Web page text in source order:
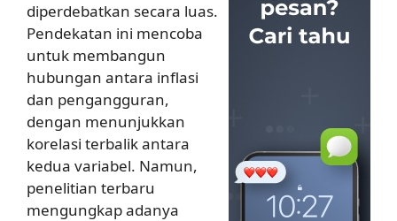
diperdebatkan secara luas.
Pendekatan ini mencoba
untuk membangun
hubungan antara inflasi
dan pengangguran,
dengan menunjukkan
korelasi terbalik antara
kedua variabel. Namun,
penelitian terbaru
mengungkap adanya